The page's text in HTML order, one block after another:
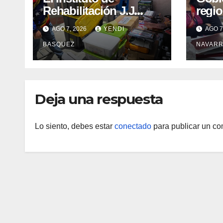
Rehabilitación J.J
Arvelo recibió
insumos y
herramientas para la
atención de personas
AGO 7, 2026 YENDI
BASQUEZ
AGO
Deja una respuesta
Lo siento, debes estar conectado para publicar un